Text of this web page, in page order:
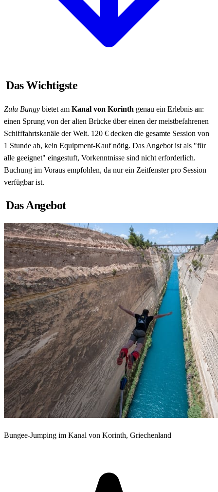
Das Wichtigste
Zulu Bungy bietet am Kanal von Korinth genau ein Erlebnis an:
einen Sprung von der alten Brücke über einen der meistbefahrenen
Schifffahrtskanäle der Welt. 120 € decken die gesamte Session von
1 Stunde ab, kein Equipment-Kauf nötig. Das Angebot ist als "für
alle geeignet" eingestuft, Vorkenntnisse sind nicht erforderlich.
Buchung im Voraus empfohlen, da nur ein Zeitfenster pro Session
verfügbar ist.
Das Angebot
Bungee-Jumping im Kanal von Korinth, Griechenland